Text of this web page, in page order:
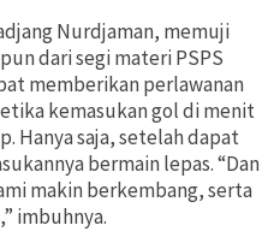
Nurdjaman, memuji
dari segi materi PSPS
memberikan perlawanan
kemasukan gol di menit
Hanya saja, setelah dapat
bermain lepas. “Dan
makin berkembang, serta
imbuhnya.